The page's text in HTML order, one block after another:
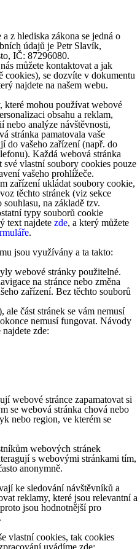
z hlediska zákona se jedná o
údajů je Petr Slavík,
IČ: 87296080.
můžete kontaktovat a jak
cookies), se dozvíte v dokumentu
najdete na našem webu.
které mohou používat webové
obsahu a reklam,
analýze návštěvnosti,
stránka pamatovala vaše
do vašeho zařízení (např. do
Každá webová stránka
své vlastní soubory cookies pouze
vašeho prohlížeče.
zařízení ukládat soubory cookie,
těchto stránek (viz sekce
na základě tzv.
typy souborů cookie
text najdete zde, a který můžete
.
jsou využívány a ta takto:
webové stránky použitelné.
na stránce nebo změna
zařízení. Bez těchto souborů
část stránek se vám nemusí
nemusí fungovat. Návody
zde:
webové stránce zapamatovat si
se webová stránka chová nebo
nebo region, ve kterém se
webových stránek
s webovými stránkami tím,
anonymně.
ke sledování návštěvníků a
reklamy, které jsou relevantní a
jsou hodnotnější pro
vlastní cookies, tak cookies